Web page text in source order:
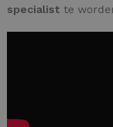
specialist te